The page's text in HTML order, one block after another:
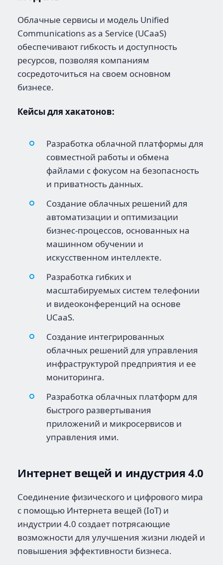
Облачные сервисы и модель Unified
Communications as a Service (UCaaS)
обеспечивают гибкость и доступность
ресурсов, позволяя компаниям
сосредоточиться на своем основном
бизнесе.
Кейсы для хакатонов:
Разработка облачной платформы для
совместной работы и обмена
файлами с фокусом на безопасность
и приватность данных.
Создание облачных решений для
автоматизации и оптимизации
бизнес-процессов, основанных на
машинном обучении и
искусственном интеллекте.
Разработка гибких и
масштабируемых систем телефонии
и видеоконференций на основе
UCaaS.
Создание интегрированных
облачных решений для управления
инфраструктурой предприятия и ее
мониторинга.
Разработка облачных платформ для
быстрого развертывания
приложений и микросервисов и
управления ими.
Интернет вещей и индустрия 4.0
Соединение физического и цифрового мира
с помощью Интернета вещей (IoT) и
индустрии 4.0 создает потрясающие
возможности для улучшения жизни людей и
повышения эффективности бизнеса.